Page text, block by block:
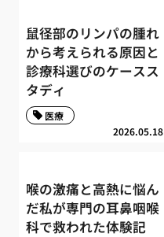
鼠径部のリンパの腫れ
から考えられる原因と
診療科選びのケースス
タディ
2026.05.18
医療
喉の激痛と高熱に悩ん
だ私が専門の耳鼻咽喉
科で救われた体験記